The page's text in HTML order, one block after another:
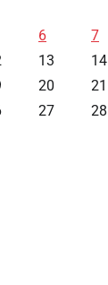
6 7
13 14
20 21
27 28